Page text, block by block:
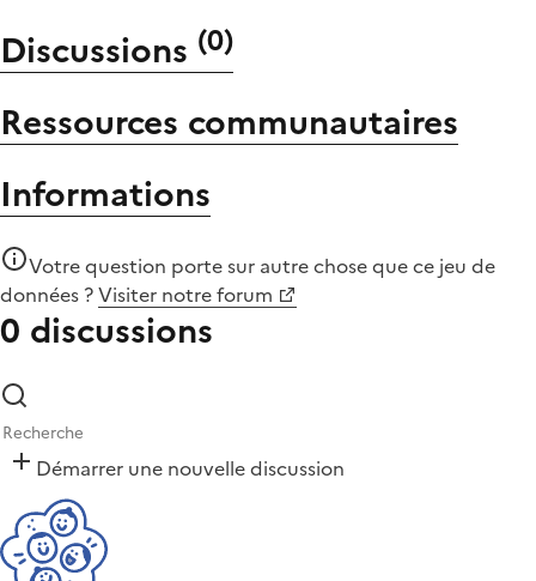
Discussions (0)
Ressources communautaires
Informations
Votre question porte sur autre chose quece jeu de
données ?Visiter notre forum
0 discussions
Démarrer une nouvelle discussion